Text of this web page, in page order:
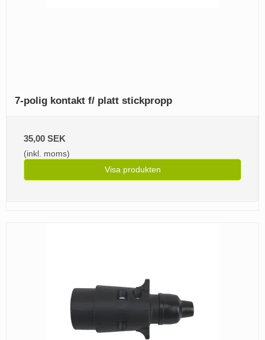
7-polig kontakt f/ platt stickpropp
35,00 SEK
(inkl. moms)
Visa produkten